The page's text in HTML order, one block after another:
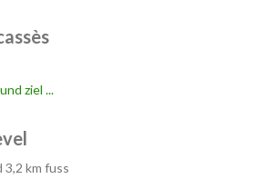
ziel ...
3,2 km fuss